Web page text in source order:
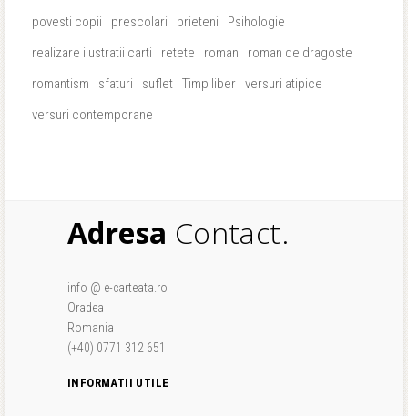
povesti copii
prescolari prieteni
Psihologie
realizare ilustratii carti
retete roman
roman de dragoste
romantism
sfaturi suflet Timp liber versuri atipice
versuri contemporane
Adresa Contact.
info @ e-carteata.ro
Oradea
Romania
(+40) 0771 312 651
INFORMATII UTILE